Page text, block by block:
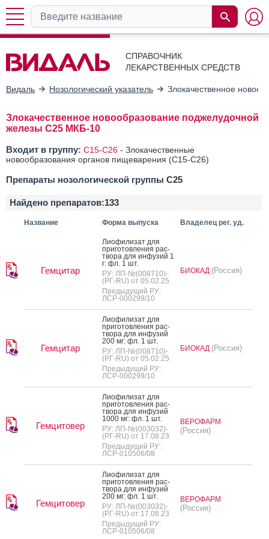
СПРАВОЧНИК
ЛЕКАРСТВЕННЫХ СРЕДСТВ
Видаль Нозологический указатель Злокачественное
Злокачественное новообразование поджелудочной
железы C25 МКБ-10
Входит в группу: C15-C26 - Злокачественные
новообразования органов пищеварения (C15-C26)
Препараты нозологической группы C25
Найдено препаратов:133
Название Форма выпуска Владелец рег. уд.
Гемцитар
Ли­офи­лизат для
при­готов­ле­ния рас­
тво­ра для ин­фу­зий 1
г: фл. 1 шт.
РУ: ЛП-№(008710)-
(РГ-RU) от 05.02.25
Предыдущий РУ:
ЛСР-000299/10
БИОКАД (Россия)
Гемцитар
Ли­офи­лизат для
при­готов­ле­ния рас­
тво­ра для ин­фу­зий
200 мг: фл. 1 шт.
РУ: ЛП-№(008710)-
(РГ-RU) от 05.02.25
Предыдущий РУ:
ЛСР-000299/10
БИОКАД (Россия)
Гемцитовер
Ли­офи­лизат для
при­готов­ле­ния рас­
тво­ра для ин­фу­зий
1000 мг: фл. 1 шт.
РУ: ЛП-№(003032)-
(РГ-RU) от 17.08.23
Предыдущий РУ:
ЛСР-010506/08
ВЕРОФАРМ
(Россия)
Гемцитовер
Ли­офи­лизат для
при­готов­ле­ния рас­
тво­ра для ин­фу­зий
200 мг: фл. 1 шт.
РУ: ЛП-№(003032)-
(РГ-RU) от 17.08.23
Предыдущий РУ:
ЛСР-010506/08
ВЕРОФАРМ
(Россия)